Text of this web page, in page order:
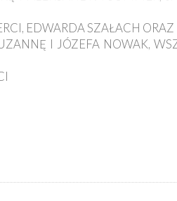
EDWARDA SZAŁACH
I JÓZEFA NOWAK,